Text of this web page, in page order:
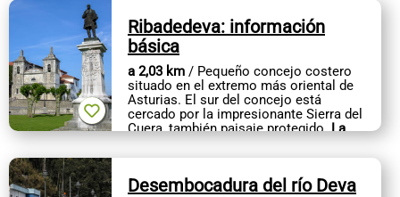
Ribadedeva: información
básica
a 2,03 km / Pequeño concejo costero
situado en el extremo más oriental de
Asturias. El sur del concejo está
cercado por la impresionante Sierra del
Cuera, también paisaje protegido.La
Desembocadura del río Deva